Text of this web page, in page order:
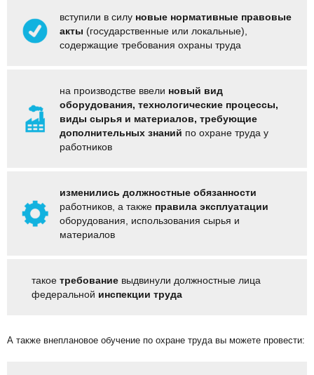
вступили в силу новые нормативные правовые
акты (государственные или локальные),
содержащие требования охраны труда
на производстве ввели новый вид
оборудования, технологические процессы,
виды сырья и материалов, требующие
дополнительных знаний по охране труда у
работников
изменились должностные обязанности
работников, а также правила эксплуатации
оборудования, использования сырья и
материалов
такое требование выдвинули должностные лица
федеральной инспекции труда
А также внеплановое обучение по охране труда вы можете провести: